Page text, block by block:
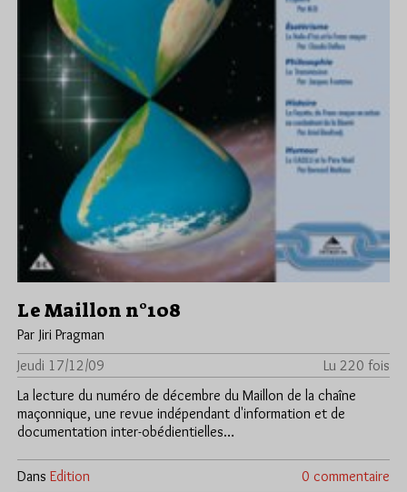
Le Maillon n°108
Par Jiri Pragman
Jeudi 17/12/09
Lu 220 fois
La lecture du numéro de décembre du Maillon de la chaîne
maçonnique, une revue indépendant d'information et de
documentation inter-obédientielles…
Dans Edition 0 commentaire